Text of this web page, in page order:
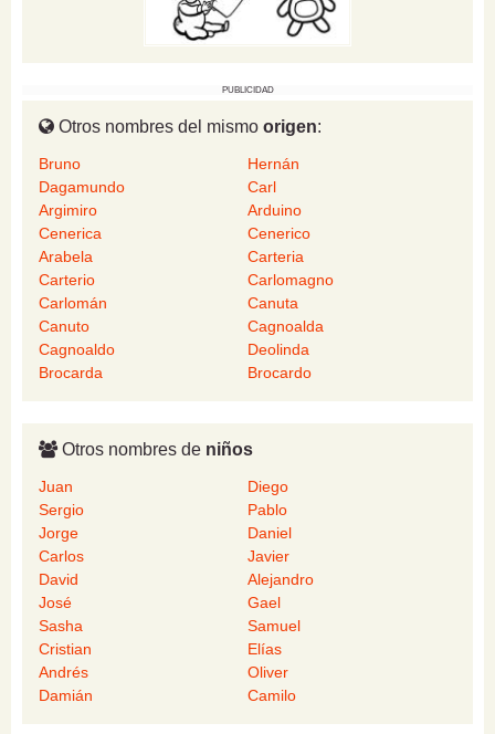
PUBLICIDAD
Otros nombres del mismo origen:
Bruno
Hernán
Dagamundo
Carl
Argimiro
Arduino
Cenerica
Cenerico
Arabela
Carteria
Carterio
Carlomagno
Carlomán
Canuta
Canuto
Cagnoalda
Cagnoaldo
Deolinda
Brocarda
Brocardo
Otros nombres de niños
Juan
Diego
Sergio
Pablo
Jorge
Daniel
Carlos
Javier
David
Alejandro
José
Gael
Sasha
Samuel
Cristian
Elías
Andrés
Oliver
Damián
Camilo